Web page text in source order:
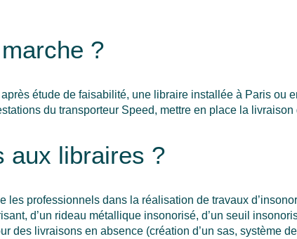
?
étude de faisabilité, une libraire installée à Paris ou
du transporteur Speed, mettre en place la livraison
aux libraires ?
les professionnels dans la réalisation de travaux
d’un rideau métallique insonorisé, d’un seuil
des livraisons en absence (création d’un sas, système